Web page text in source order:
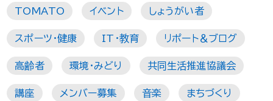
TOMATO イベント しょうがい者
スポーツ・健康 IT・教育 リポート＆ブログ
高齢者 環境・みどり 共同生活推進協議会
講座 メンバー募集 音楽 まちづくり